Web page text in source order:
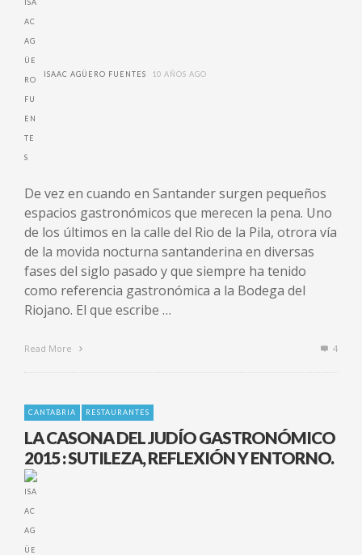
ISAAC AGÜERO FUENTES 10 AÑOS AGO
De vez en cuando en Santander surgen pequeños
espacios gastronómicos que merecen la pena. Uno
de los últimos en la calle del Rio de la Pila, otrora vía
de la movida nocturna santanderina en diversas
fases del siglo pasado y que siempre ha tenido
como referencia gastronómica a la Bodega del
Riojano. El que escribe …
Read More 4
CANTABRIA RESTAURANTES
LA CASONA DEL JUDÍO GASTRONÓMICO
2015 : SUTILEZA, REFLEXIÓN Y ENTORNO.